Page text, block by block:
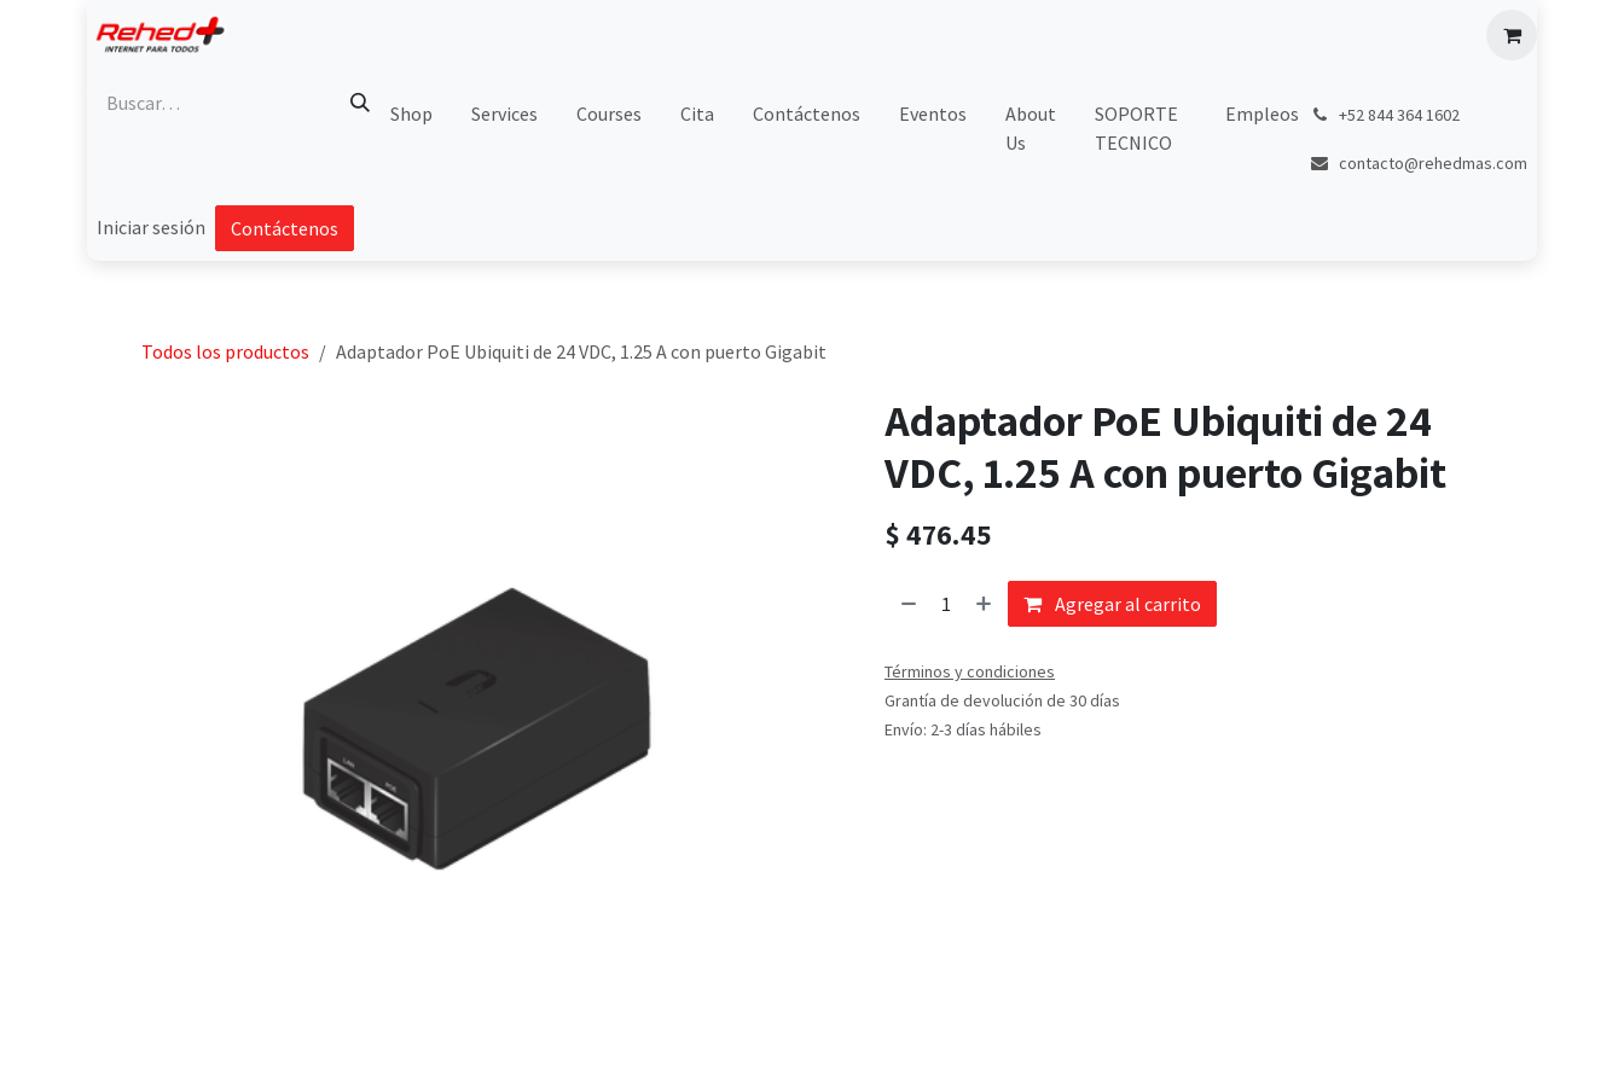
Shop Services Courses Cita Contáctenos Eventos
About
Us
SOPORTE
TECNICO
Empleos +52 844 364 1602
contacto@rehedmas.com
Iniciar sesión Contáctenos
Todos los productos Adaptador PoE Ubiquiti de 24 VDC, 1.25 A con puerto Gigabit
Adaptador PoE Ubiquiti de 24
VDC, 1.25 A con puerto Gigabit
$476.45
Agregar al carrito
Términos y condiciones
Grantía de devolución de 30 días
Envío: 2-3 días hábiles